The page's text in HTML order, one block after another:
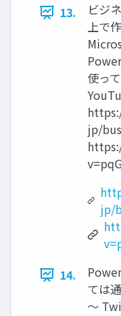
13.
ビジ
上で
使っ
jp/
jp/
14.
ては
～